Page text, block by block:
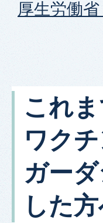
厚生労働
これ
ワク
ガー
した